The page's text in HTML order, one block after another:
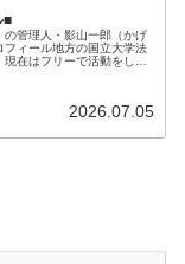
■
の管理人・影山一郎（かげ
ィール地方の国立大学法
在はフリーで活動をして
2026.07.05